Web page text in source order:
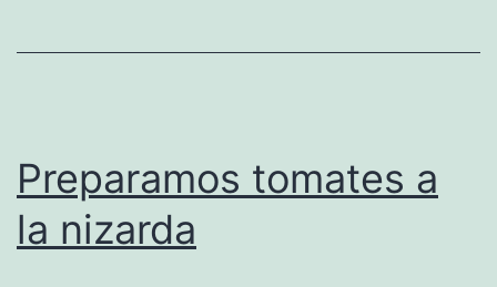
Preparamos tomates a
la nizarda